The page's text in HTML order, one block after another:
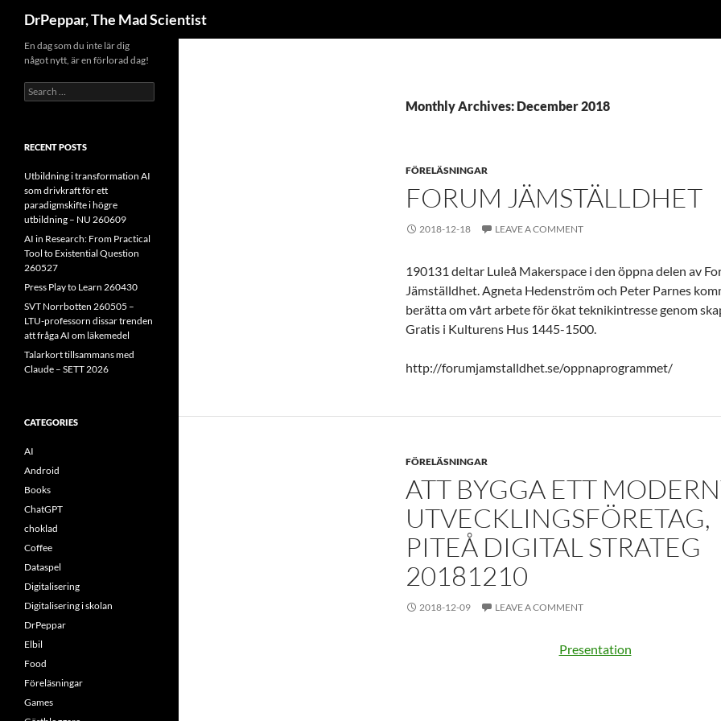
content
DrPeppar, The Mad Scientist
Monthly Archives: December 2018
FÖRELÄSNINGAR
FORUM JÄMSTÄLLDHET
2018-12-18 LEAVE A COMMENT
190131 deltar Luleå Makerspace i den öppna delen av
Jämställdhet. Agneta Hedenström och Peter Parnes
berätta om vårt arbete för ökat teknikintresse genom
Gratis i Kulturens Hus 1445-1500.
http://forumjamstalldhet.se/oppnaprogrammet/
FÖRELÄSNINGAR
ATT BYGGA ETT
UTVECKLINGSFÖRETAG,
PITEÅ DIGITAL STRATEG
20181210
2018-12-09 LEAVE A COMMENT
Presentation
En dag som du inte lär dig
något nytt, är en förlorad dag!
Search
for:
RECENT POSTS
Utbildning i transformation AI
som drivkraft för ett
paradigmskifte i högre
utbildning – NU 260609
AI in Research: From Practical
Tool to Existential Question
260527
Press Play to Learn 260430
SVT Norrbotten 260505 –
LTU-professorn dissar trenden
att fråga AI om läkemedel
Talarkort tillsammans med
Claude – SETT 2026
CATEGORIES
AI
Android
Books
ChatGPT
choklad
Coffee
Dataspel
Digitalisering
Digitalisering i skolan
DrPeppar
Elbil
Food
Föreläsningar
Games